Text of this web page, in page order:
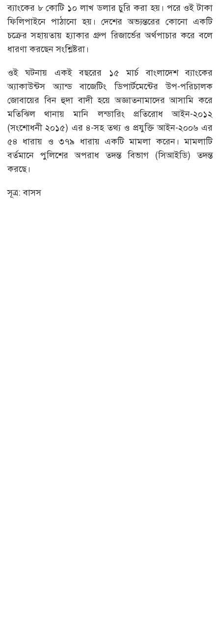
ব্যাংকের ৮ কোটি ১০ লাখ ডলার চুরি করা হয়। পরে ওই টাকা
ফিলিপাইনে পাঠানো হয়। দেশের অভ্যন্তরের কোনো একটি
চক্রের সহায়তায় হ্যাকার গ্রুপ রিজার্ভের অর্থপাচার করে বলে
ধারণা করছেন সংশ্লিষ্টরা।
ওই ঘটনায় একই বছরের ১৫ মার্চ বাংলাদেশ ব্যাংকের
অ্যাকাউন্টস অ্যান্ড বাজেটিং ডিপার্টমেন্টের উপ-পরিচালক
জোবায়ের বিন হুদা বাদী হয়ে অজ্ঞাতনামাদের আসামি করে
মতিঝিল থানায় মানি লন্ডারিং প্রতিরোধ আইন-২০১২
(সংশোধনী ২০১৫) এর ৪-সহ তথ্য ও প্রযুক্তি আইন-২০০৬ এর
৫৪ ধারায় ও ৩৭৯ ধারায় একটি মামলা করেন। মামলাটি
বর্তমানে পুলিশের অপরাধ তদন্ত বিভাগ (সিআইডি) তদন্ত
করছে।
সূত্র: বাসস